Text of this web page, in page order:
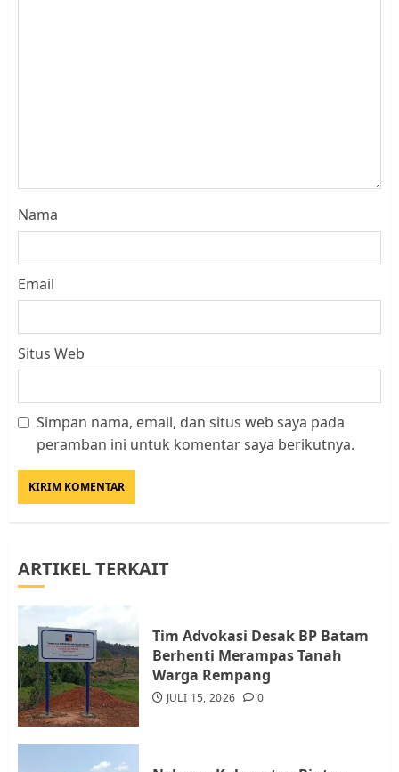
Nama
Email
Situs Web
Simpan nama, email, dan situs web saya pada
peramban ini untuk komentar saya berikutnya.
ARTIKEL TERKAIT
Tim Advokasi Desak BP Batam
Berhenti Merampas Tanah
Warga Rempang
JULI 15, 2026 0
3
Datangi Pemko Batam, Warga
Rempang Protes Lahan Mereka
Diambil untuk Sekolah Rakyat
Batam, Soroti Aktivitas yang
Tim Advokasi Desak BP Batam
Berhenti Merampas Tanah